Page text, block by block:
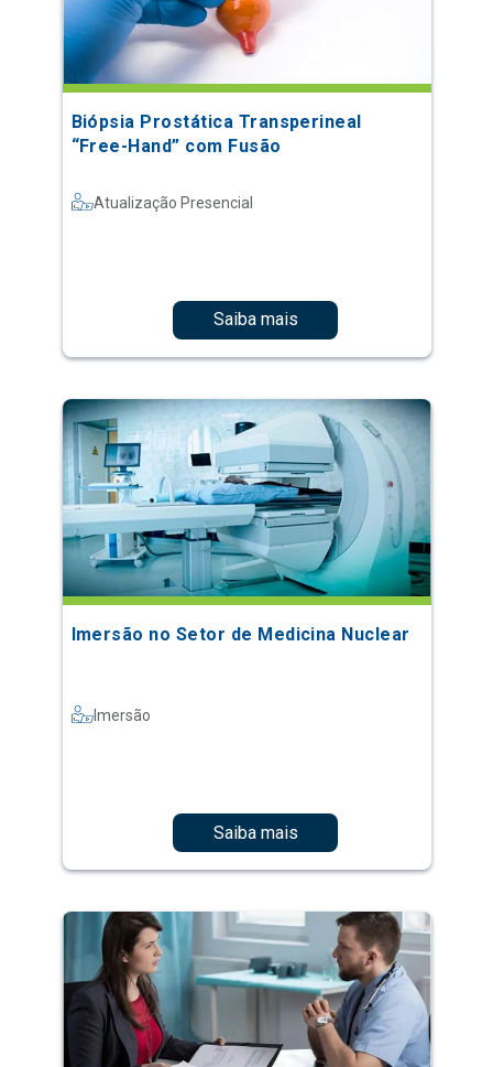
Biópsia Prostática Transperineal
“Free-Hand” com Fusão
Atualização Presencial
Saiba mais
Imersão no Setor de Medicina Nuclear
Imersão
Saiba mais